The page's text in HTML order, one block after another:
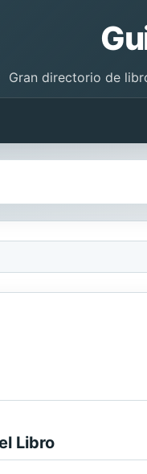
Gran directorio de
Libro